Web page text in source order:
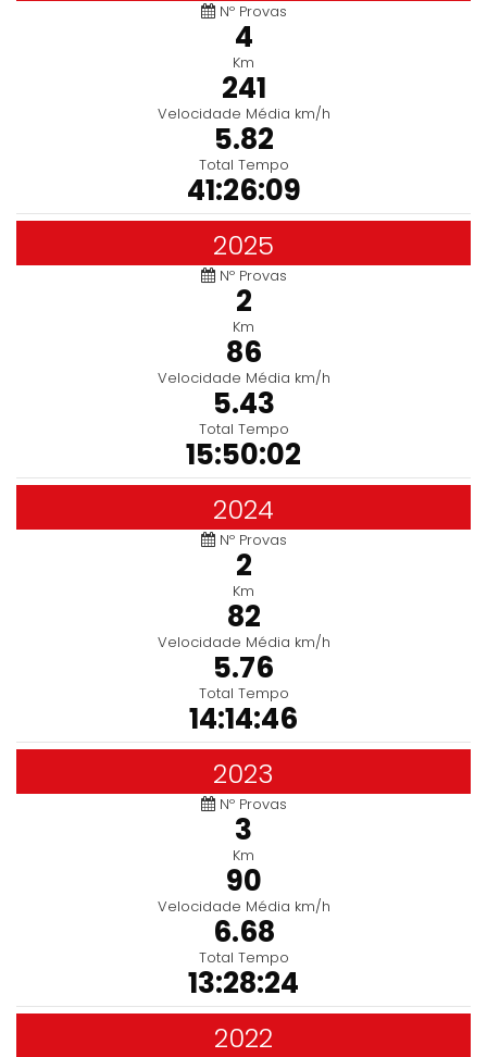
Nº Provas
4
Km
241
Velocidade Média km/h
5.82
Total Tempo
41:26:09
2025
Nº Provas
2
Km
86
Velocidade Média km/h
5.43
Total Tempo
15:50:02
2024
Nº Provas
2
Km
82
Velocidade Média km/h
5.76
Total Tempo
14:14:46
2023
Nº Provas
3
Km
90
Velocidade Média km/h
6.68
Total Tempo
13:28:24
2022